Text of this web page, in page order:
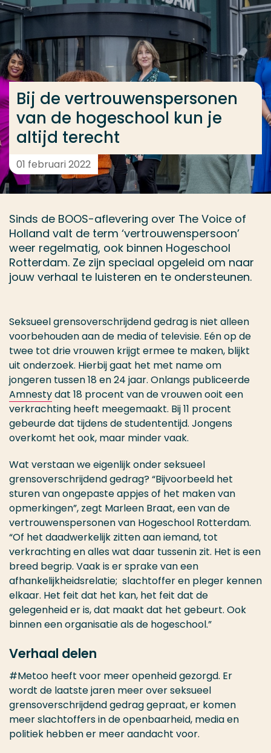
Ga direct naar de content
... > Bij de vertrouwenspersonen van de
Bij de vertrouwenspersonen
van de hogeschool kun je
altijd terecht
01 februari 2022
Sinds de BOOS-aflevering over The Voice of
Holland valt de term ‘vertrouwenspersoon’
weer regelmatig, ook binnen Hogeschool
Rotterdam. Ze zijn speciaal opgeleid om naar
jouw verhaal te luisteren en te ondersteunen.
Seksueel grensoverschrijdend gedrag is niet alleen
voorbehouden aan de media of televisie. Eén op de
twee tot drie vrouwen krijgt ermee te maken, blijkt
uit onderzoek. Hierbij gaat het met name om
jongeren tussen 18 en 24 jaar. Onlangs publiceerde
Amnestydat 18 procent van de vrouwen ooit een
verkrachting heeft meegemaakt. Bij 11 procent
gebeurde dat tijdens de studententijd. Jongens
overkomt het ook, maar minder vaak.
Wat verstaan we eigenlijk onder seksueel
grensoverschrijdend gedrag? “Bijvoorbeeld het
sturen van ongepaste appjes of het maken van
opmerkingen”, zegt Marleen Braat, een van de
vertrouwenspersonen van Hogeschool Rotterdam.
“Of het daadwerkelijk zitten aan iemand, tot
verkrachting en alles wat daar tussenin zit. Het is een
breed begrip. Vaak is er sprake van een
afhankelijkheidsrelatie; slachtoffer en pleger kennen
elkaar. Het feit dat het kan, het feit dat de
gelegenheid er is, dat maakt dat het gebeurt. Ook
binnen een organisatie als de hogeschool.”
Verhaal delen
#Metoo heeft voor meer openheid gezorgd. Er
wordt de laatste jaren meer over seksueel
grensoverschrijdend gedrag gepraat, er komen
meer slachtoffers in de openbaarheid, media en
politiek hebben er meer aandacht voor.
Veel gezocht
Opleiding
Contact